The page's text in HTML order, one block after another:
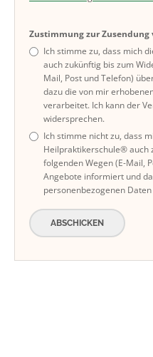
Zustimmung zur
Ich stimme zu, dass mich
auch zukünftig bis zum
Mail, Post und Telefon)
dazu die von mir
verarbeitet. Ich kann der
widersprechen.
Ich stimme nicht zu, dass
Heilpraktikerschule® auch
folgenden Wegen (E-Mail,
Angebote informiert und
personenbezogenen
ABSCHICKEN